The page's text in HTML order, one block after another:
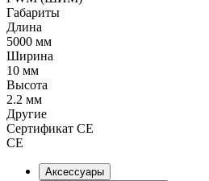
Габариты
Длина
5000 мм
Ширина
10 мм
Высота
2.2 мм
Другие
Сертификат CE
CE
Аксессуары